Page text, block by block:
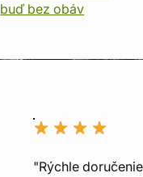
buď bez obáv
"Rýchle